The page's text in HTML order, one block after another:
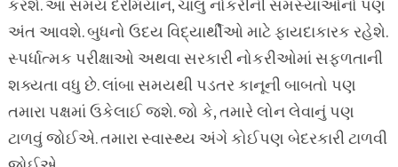
કરશે. આ સમય દરમિયાન, ચાલુ નોકરીની સમસ્યાઓનો પણ
અંત આવશે. બુધનો ઉદય વિદ્યાર્થીઓ માટે ફાયદાકારક રહેશે.
સ્પર્ધાત્મક પરીક્ષાઓ અથવા સરકારી નોકરીઓમાં સફળતાની
શક્યતા વધુ છે. લાંબા સમયથી પડતર કાનૂની બાબતો પણ
તમારા પક્ષમાં ઉકેલાઈ જશે. જો કે, તમારે લોન લેવાનું પણ
ટાળવું જોઈએ. તમારા સ્વાસ્થ્ય અંગે કોઈપણ બેદરકારી ટાળવી